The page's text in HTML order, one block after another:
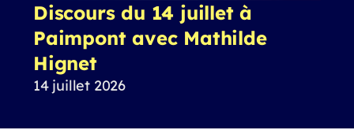
Discours du 14 juillet à
Paimpont avec Mathilde
Hignet
14 juillet 2026